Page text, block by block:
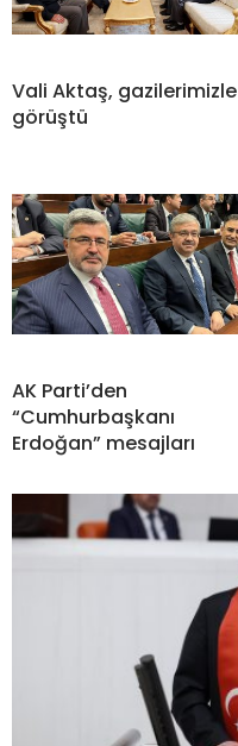
Vali Aktaş, gazilerimizle
görüştü
AK Parti’den
“Cumhurbaşkanı
Erdoğan” mesajları